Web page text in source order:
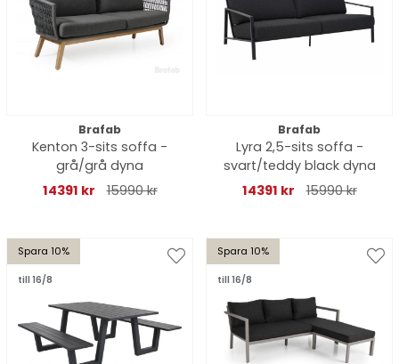
Brafab
Kenton 3-sits soffa -
grå/grå dyna
14391 kr
15990 kr
Brafab
Lyra 2,5-sits soffa -
svart/teddy black dyna
14391 kr
15990 kr
Spara 10%
till 16/8
Spara 10%
till 16/8